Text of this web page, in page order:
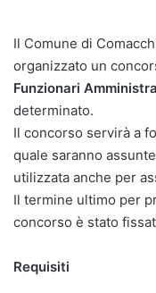
Il Comune di
organizzato un
Funzionari
determinato.
Il concorso servirà a
quale saranno
utilizzata anche per
Il termine ultimo per
concorso è stato
Requisiti